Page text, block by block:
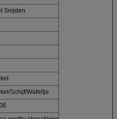
Snijden
Schijf/Wafeltje